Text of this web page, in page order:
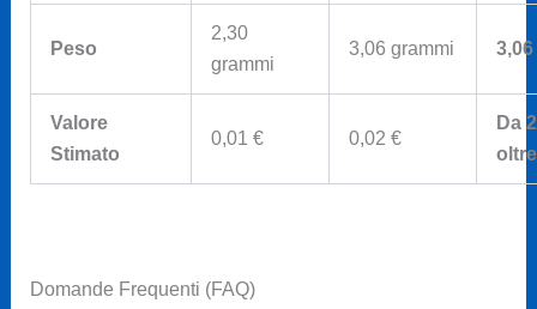
Peso
2,30
grammi
3,06 grammi
Valore
Stimato
0,01 € 0,02 €
Da
Domande Frequenti (FAQ)